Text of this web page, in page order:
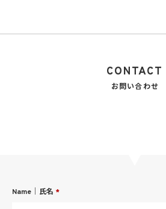
CONTACT
お問い合わせ
Name｜氏名 *